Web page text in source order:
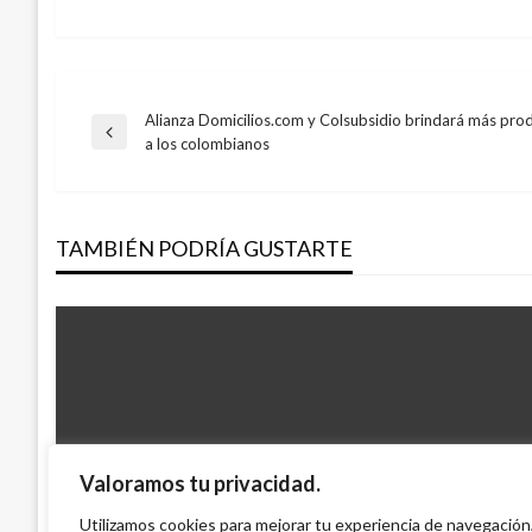
Valoramos tu privacidad.
Utilizamos cookies para mejorar tu experiencia de navegación,
Navegación
entradas
Entrada
Alianza Domicilios.com y Colsubsidio brindará más
a los colombianos
TAMBIÉN PODRÍA GUSTARTE
JUDICIAL